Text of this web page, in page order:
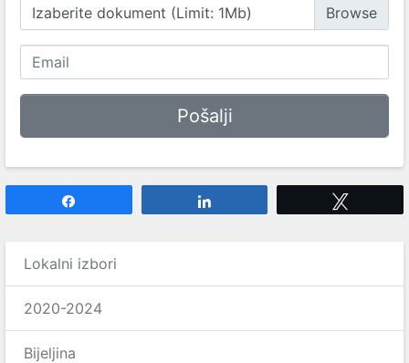
Izaberite dokument (Limit: 1Mb)
Lokalni izbori
2020-2024
Bijeljina